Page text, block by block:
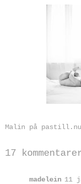
Malin på pastill.nu
17
madelein 11